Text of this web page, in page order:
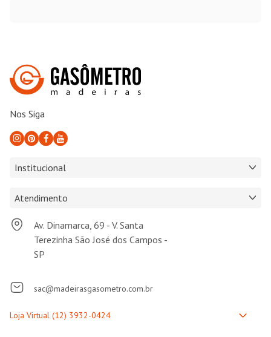
Nos Siga
Institucional
Atendimento
Av. Dinamarca, 69 - V. Santa
Terezinha São José dos Campos -
SP
sac@madeirasgasometro.com.br